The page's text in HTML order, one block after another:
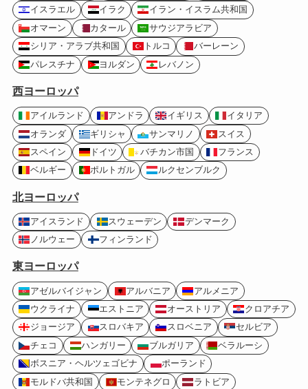
イスラエル
イラク
イラン・イスラム共和国
オマーン
カタール
サウジアラビア
シリア・アラブ共和国
トルコ
バーレーン
パレスチナ
ヨルダン レバノン
西ヨーロッパ
アイルランド アンドラ イギリス
イタリア
オランダ
ギリシャ サンマリノ
スイス
スペイン
ドイツ バチカン市国
フランス
ベルギー
ポルトガル ルクセンブルク
北ヨーロッパ
アイスランド スウェーデン
デンマーク
ノルウェー
フィンランド
東ヨーロッパ
アゼルバイジャン アルバニア
アルメニア
ウクライナ
エストニア オーストリア
クロアチア
ジョージア
スロバキア スロベニア
セルビア
チェコ
ハンガリー ブルガリア
ベラルーシ
ボスニア・ヘルツェゴビナ
ポーランド
モルドバ共和国
モンテネグロ
ラトビア